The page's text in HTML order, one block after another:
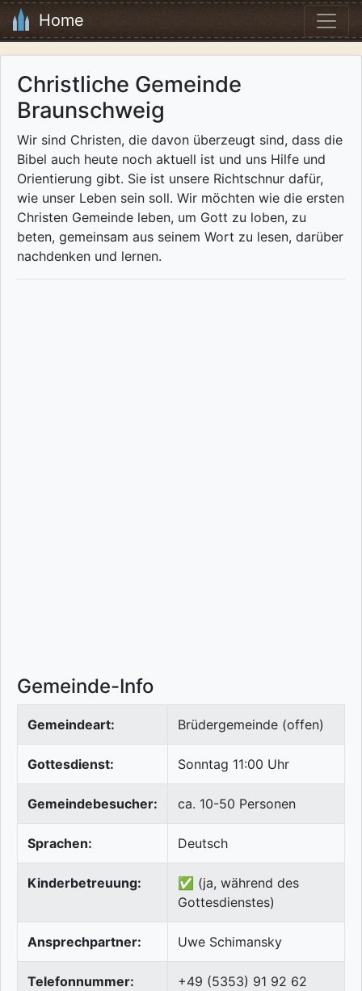
Home
Christliche Gemeinde
Braunschweig
Wir sind Christen, die davon überzeugt sind, dass die
Bibel auch heute noch aktuell ist und uns Hilfe und
Orientierung gibt. Sie ist unsere Richtschnur dafür,
wie unser Leben sein soll. Wir möchten wie die ersten
Christen Gemeinde leben, um Gott zu loben, zu
beten, gemeinsam aus seinem Wort zu lesen, darüber
nachdenken und lernen.
Gemeinde-Info
Gemeindeart: Brüdergemeinde (offen)
Gottesdienst: Sonntag 11:00 Uhr
Gemeindebesucher: ca. 10-50 Personen
Sprachen: Deutsch
Kinderbetreuung:
✅ (ja, während des
Gottesdienstes)
Ansprechpartner: Uwe Schimansky
Telefonnummer: +49 (5353) 91 92 62